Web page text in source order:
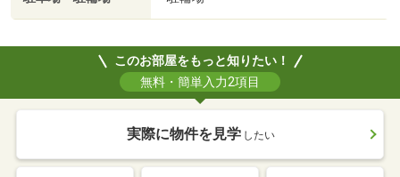
このお部屋をもっと知りたい！
無料・簡単入力2項目
実際に物件を見学 したい